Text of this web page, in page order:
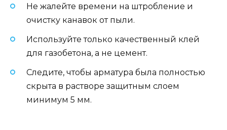
Не жалейте времени на штробление и
очистку канавок от пыли.
Используйте только качественный клей
для газобетона, а не цемент.
Следите, чтобы арматура была полностью
скрыта в растворе защитным слоем
минимум 5 мм.